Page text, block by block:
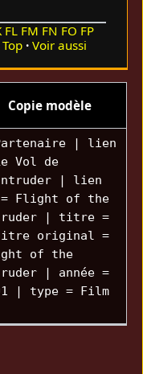
FL FM FN FO FP
Top Voir aussi
Copie modèle
| lien
Vol de
| lien
= Flight of the
| titre =
original =
of the
| année =
| type = Film